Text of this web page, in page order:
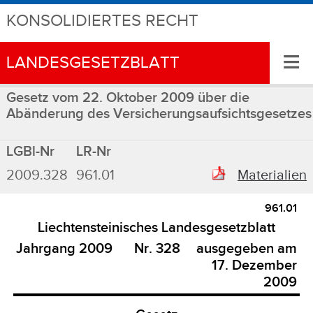
KONSOLIDIERTES RECHT
LANDESGESETZBLATT ≡
Gesetz vom 22. Oktober 2009 über die
Abänderung des Versicherungsaufsichtsgesetzes
LGBl-Nr
LR-Nr
2009.328 961.01 Materialien